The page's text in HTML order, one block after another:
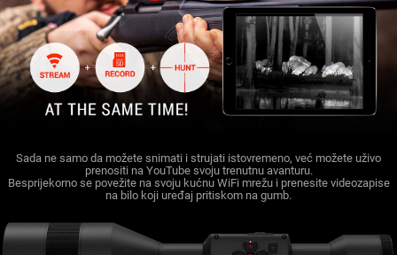
Sada ne samo da možete snimati i strujati istovremeno, već možete uživo
prenositi na YouTube svoju trenutnu avanturu.
Besprijekorno se povežite na svoju kućnu WiFi mrežu i prenesite videozapise
na bilo koji uređaj pritiskom na gumb.